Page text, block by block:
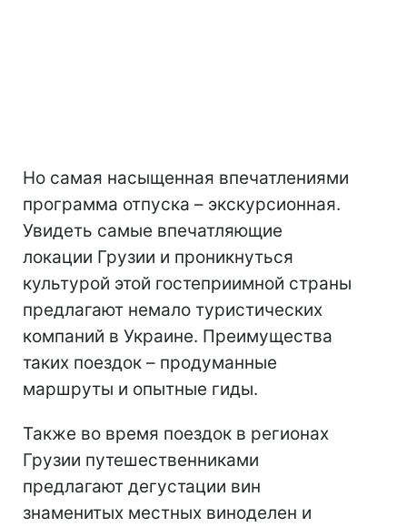
Но самая насыщенная впечатлениями
программа отпуска – экскурсионная.
Увидеть самые впечатляющие
локации Грузии и проникнуться
культурой этой гостеприимной страны
предлагают немало туристических
компаний в Украине. Преимущества
таких поездок – продуманные
маршруты и опытные гиды.
Также во время поездок в регионах
Грузии путешественниками
предлагают дегустации вин
знаменитых местных виноделен и